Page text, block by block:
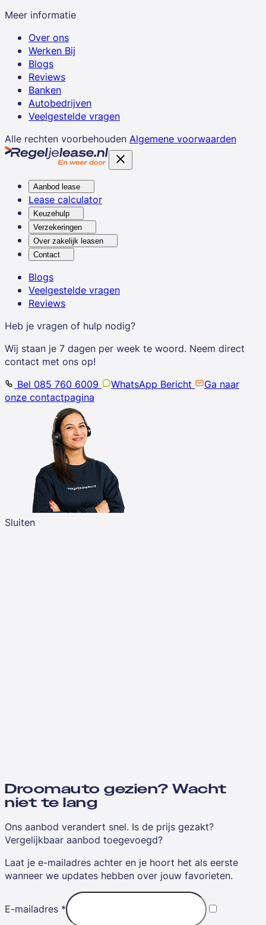
Meer informatie
Over ons
Werken Bij
Blogs
Reviews
Banken
Autobedrijven
Veelgestelde vragen
Alle rechten voorbehouden Algemene voorwaarden
Aanbod lease
Lease calculator
Keuzehulp
Verzekeringen
Over zakelijk leasen
Contact
Blogs
Veelgestelde vragen
Reviews
Heb je vragen of hulp nodig?
Wij staan je 7 dagen per week te woord. Neem direct
contact met ons op!
Bel 085 760 6009
WhatsApp Bericht
Ga naar
onze contactpagina
Sluiten
Droomauto gezien? Wacht
niet te lang
Ons aanbod verandert snel. Is de prijs gezakt?
Vergelijkbaar aanbod toegevoegd?
Laat je e-mailadres achter en je hoort het als eerste
wanneer we updates hebben over jouw favorieten.
E-mailadres *